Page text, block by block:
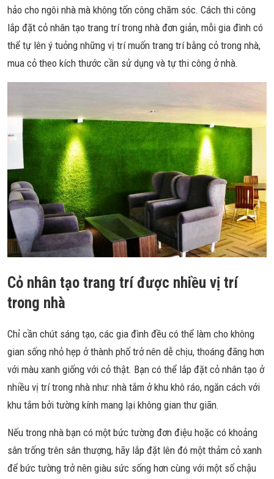
hảo cho ngôi nhà mà không tốn công chăm sóc. Cách thi công
lắp đặt cỏ nhân tạo trang trí trong nhà đơn giản, mỗi gia đình có
thể tự lên ý tuỏng những vị trí muốn trang trí bằng cỏ trong nhà,
mua cỏ theo kích thước cần sử dụng và tự thi công ở nhà.
Cỏ nhân tạo trang trí được nhiều vị trí
trong nhà
Chỉ cần chút sáng tạo, các gia đình đều có thể làm cho không
gian sống nhỏ hẹp ở thành phố trở nên dễ chịu, thoáng đãng hơn
với màu xanh giống với cỏ thật. Bạn có thể lắp đặt cỏ nhân tạo ở
nhiều vị trí trong nhà như: nhà tắm ở khu khô ráo, ngăn cách với
khu tắm bởi tường kính mang lại không gian thư giãn.
Nếu trong nhà bạn có một bức tường đơn điệu hoặc có khoảng
sân trống trên sân thượng, hãy lắp đặt lên đó một thảm cỏ xanh
để bức tường trở nên giàu sức sống hơn cùng với một số chậu